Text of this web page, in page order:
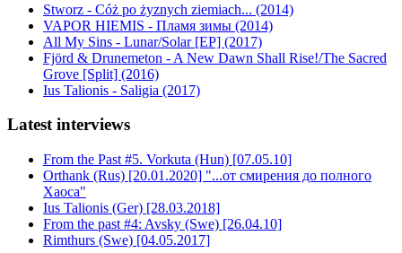
Stworz - Cóż po żyznych ziemiach... (2014)
VAPOR HIEMIS - Пламя зимы (2014)
All My Sins - Lunar/Solar [EP] (2017)
Fjörd & Drunemeton - A New Dawn Shall Rise!/The Sacred
Grove [Split] (2016)
Ius Talionis - Saligia (2017)
Latest interviews
From the Past #5. Vorkuta (Hun) [07.05.10]
Orthank (Rus) [20.01.2020] "...от смирения до полного
Хаоса"
Ius Talionis (Ger) [28.03.2018]
From the past #4: Avsky (Swe) [26.04.10]
Rimthurs (Swe) [04.05.2017]